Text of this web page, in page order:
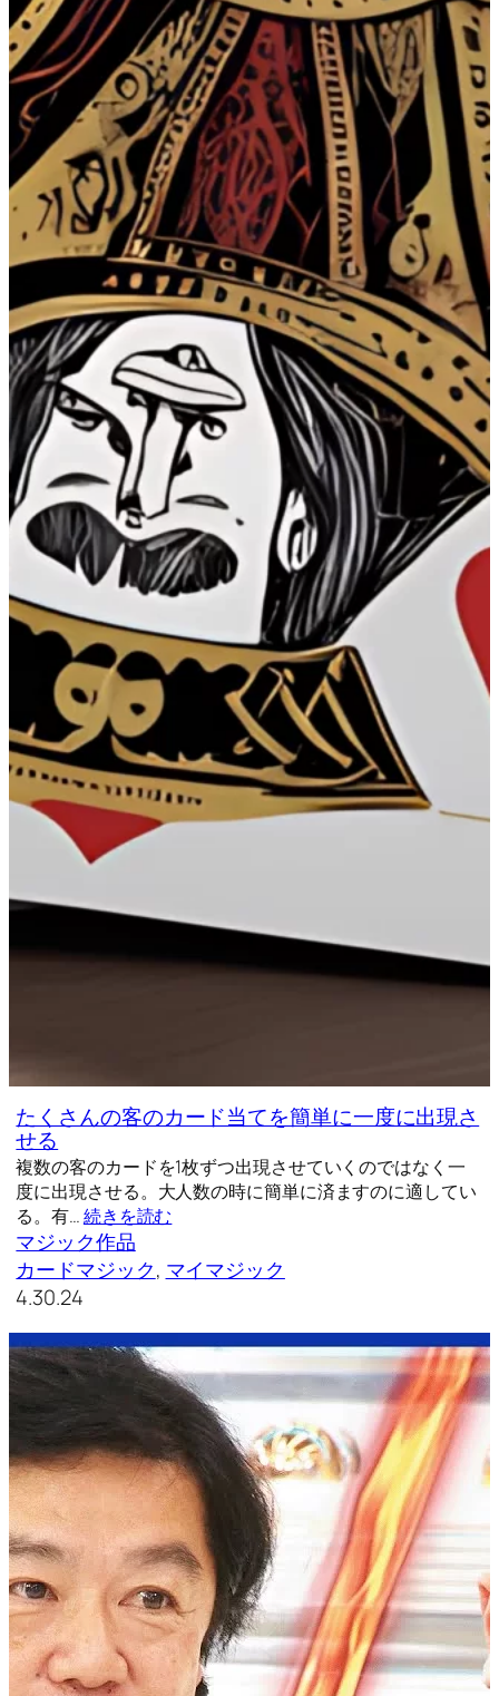
たくさんの客のカード当てを簡単に一度に出現さ
せる
複数の客のカードを1枚ずつ出現させていくのではなく一
度に出現させる。大人数の時に簡単に済ますのに適してい
る。有…続きを読む
マジック作品
カードマジック, マイマジック
4.30.24